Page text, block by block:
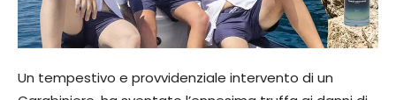
Un tempestivo e provvidenziale intervento di un